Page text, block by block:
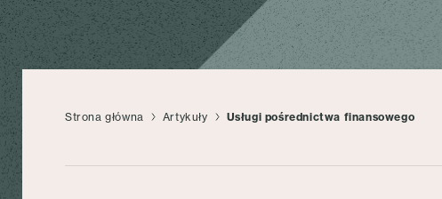
Strona główna Artykuły Usługi pośrednictwa finansowego